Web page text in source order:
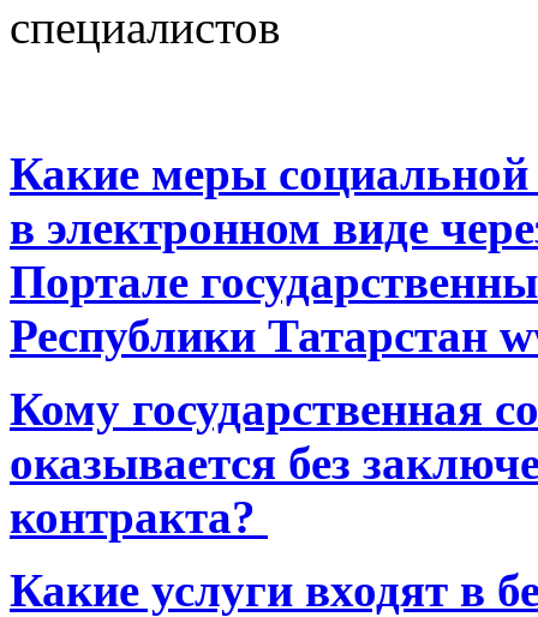
специалистов
Какие меры
в электронном виде
Портале
Республики Татарстан
Кому государственная
оказывается без
контракта?
Какие услуги входят в